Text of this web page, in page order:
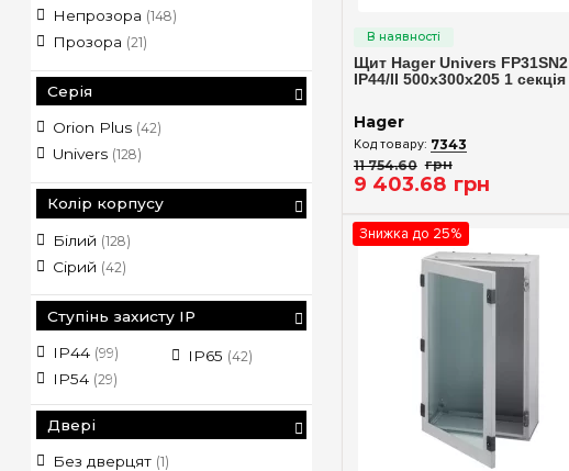
Щит Hager Univers FP31SN2
IP44/II 500x300x205 1 секція
Hager
7343
11 754.60 грн
9 403.68 грн
Знижка до 25%
Непрозора (148)
Прозора (21)
Серія
Orion Plus (42)
Univers (128)
Колір корпусу
Білий (128)
Сірий (42)
Ступінь захисту IP
IP44 (99)
IP54 (29)
IP65 (42)
Двері
Без дверцят (1)